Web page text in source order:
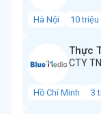
Hà Nội 10 triệu
Thực
CTY
Hồ Chí Minh 3